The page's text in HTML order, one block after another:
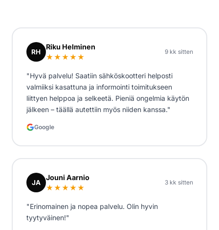
RH
Riku Helminen
★★★★★
9 kk sitten
"Hyvä palvelu! Saatiin sähköskootteri helposti
valmiiksi kasattuna ja informointi toimitukseen
liittyen helppoa ja selkeetä. Pieniä ongelmia käytön
jälkeen – täällä autettiin myös niiden kanssa."
Google
JA
Jouni Aarnio
★★★★★
3 kk sitten
"Erinomainen ja nopea palvelu. Olin hyvin
tyytyväinen!"